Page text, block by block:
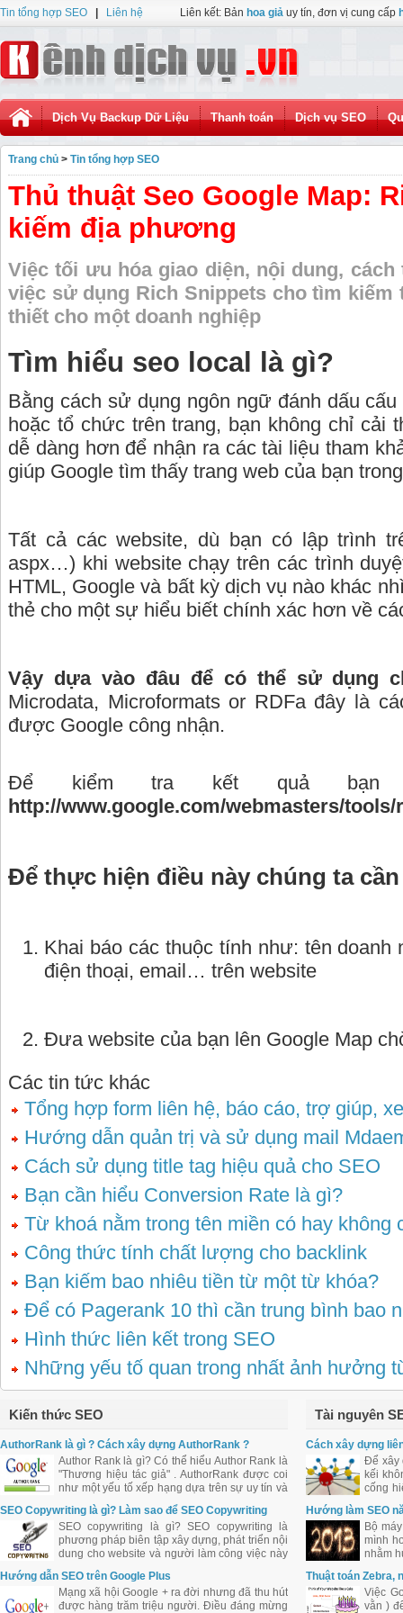
Tin tổng hợp SEO Liên hệ Liên kết: Bản hoa giả uy tín, đơn vị cung cấp
Dịch Vụ Backup Dữ Liệu Thanh toán Dịch vụ SEO
Trang chủ > Tin tổng hợp SEO
Thủ thuật Seo Google Map:
kiếm địa phương
Việc tối ưu hóa giao diện, nội dung,
việc sử dụng Rich Snippets cho tìm
thiết cho một doanh nghiệp
Tìm hiểu seo local là gì?
Bằng cách sử dụng ngôn ngữ đánh dấu
hoặc tổ chức trên trang, bạn không chỉ cải
dễ dàng hơn để nhận ra các tài liệu tham
giúp Google tìm thấy trang web của bạn
Tất cả các website, dù bạn có lập trình
aspx…) khi website chạy trên các trình
HTML, Google và bất kỳ dịch vụ nào khác
thẻ cho một sự hiểu biết chính xác hơn về
Vậy dựa vào đâu để có thể sử dụng
Microdata, Microformats or RDFa đây là
được Google công nhận.
Để kiểm tra kết quả
http://www.google.com/webmasters/
Để thực hiện điều này chúng ta
Khai báo các thuộc tính như: tên doanh
điện thoại, email… trên website
Đưa website của bạn lên Google Map
Các tin tức khác
Tổng hợp form liên hệ, báo cáo, trợ giúp,
Hướng dẫn quản trị và sử dụng mail
Cách sử dụng title tag hiệu quả cho SEO
Bạn cần hiểu Conversion Rate là gì?
Từ khoá nằm trong tên miền có hay không
Công thức tính chất lượng cho backlink
Bạn kiếm bao nhiêu tiền từ một từ khóa?
Để có Pagerank 10 thì cần trung bình bao
Hình thức liên kết trong SEO
Những yếu tố quan trong nhất ảnh hưởng
Kiến thức SEO
AuthorRank là gì ? Cách xây dựng AuthorRank ?
Author Rank là gì? Có thể hiểu Author Rank là
"Thương hiệu tác giả" . AuthorRank được coi
như một yếu tố xếp hạng dựa trên sự uy tín và
ảnh hưởng của tác giả bài viết đối với cộng
đồng.
SEO Copywriting là gì? Làm sao để SEO Copywriting
SEO copywriting là gì? SEO copywriting là
phương pháp biên tập xây dựng, phát triển nội
dung cho website và người làm công việc này
được coi là SEO Copywriter. Tuy nhiên việc
biên tập nội dung cho website cần khéo léo
trong việc bố trí từ khóa, mật độ từ khóa.
Hướng dẫn SEO trên Google Plus
Mạng xã hội Google + ra đời nhưng đã thu hút
được hàng trăm triệu người. Điều đáng mừng
Tài nguyên
Cách xây dựng
Để xây
kếi
cống
web
Hướng làm SEO
Bộ
mình
nhằm
Thuật toán Zebra,
Việc
vằn )